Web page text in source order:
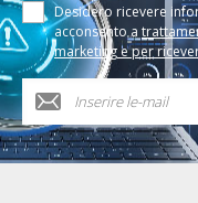
Desidero ricevere
acconsento a
marketing e per